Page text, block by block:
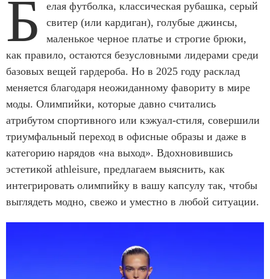
Б
елая футболка, классическая рубашка, серый
свитер (или кардиган), голубые джинсы,
маленькое черное платье и строгие брюки,
как правило, остаются безусловными лидерами среди
базовых вещей гардероба. Но в 2025 году расклад
меняется благодаря неожиданному фавориту в мире
моды. Олимпийки, которые давно считались
атрибутом спортивного или кэжуал-стиля, совершили
триумфальный переход в офисные образы и даже в
категорию нарядов «на выход». Вдохновившись
эстетикой athleisure, предлагаем выяснить, как
интегрировать олимпийку в вашу капсулу так, чтобы
выглядеть модно, свежо и уместно в любой ситуации.